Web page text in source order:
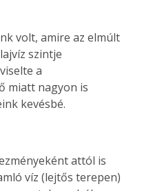
volt, amire az elmúlt
szintje
a
miatt nagyon is
kevésbé.
attól is
víz (lejtős terepen)